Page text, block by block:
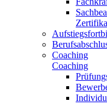
Coaching
Coaching